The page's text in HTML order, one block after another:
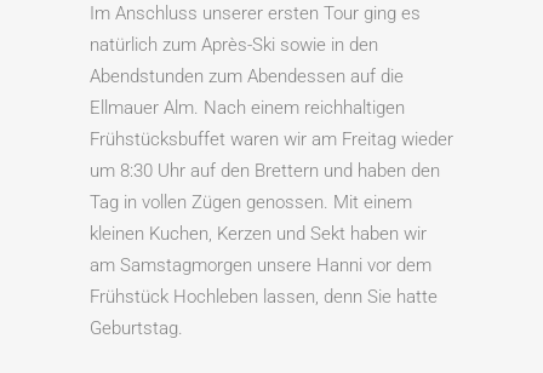
Im Anschluss unserer ersten Tour ging es
natürlich zum Après-Ski sowie in den
Abendstunden zum Abendessen auf die
Ellmauer Alm. Nach einem reichhaltigen
Frühstücksbuffet waren wir am Freitag wieder
um 8:30 Uhr auf den Brettern und haben den
Tag in vollen Zügen genossen. Mit einem
kleinen Kuchen, Kerzen und Sekt haben wir
am Samstagmorgen unsere Hanni vor dem
Frühstück Hochleben lassen, denn Sie hatte
Geburtstag.